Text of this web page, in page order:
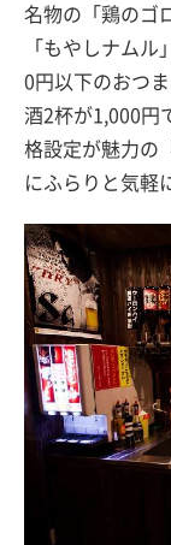
名物の「鶏のゴ
「もやしナム
0円以下のおつ
酒2杯が1,000円
格設定が魅力の
にふらりと気軽